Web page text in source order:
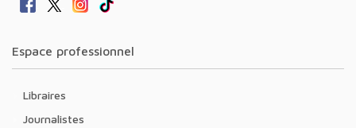
Espace professionnel
Libraires
Journalistes